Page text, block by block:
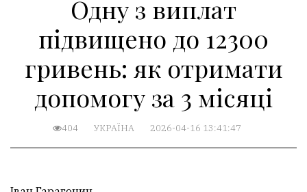
Одну з виплат
підвищено до 12300
гривень: як отримати
допомогу за 3 місяці
404 УКРАЇНА 2026-04-16 13:41:47